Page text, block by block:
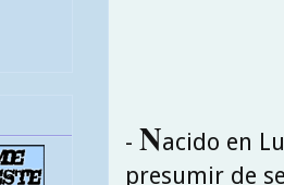
- Nacido en
presumir de